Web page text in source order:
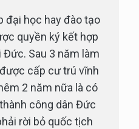
đại học hay đào tạo
quyền ký kết hợp
Sau 3 năm làm
cấp cư trú vĩnh
2 năm nữa là có
công dân Đức
rời bỏ quốc tịch